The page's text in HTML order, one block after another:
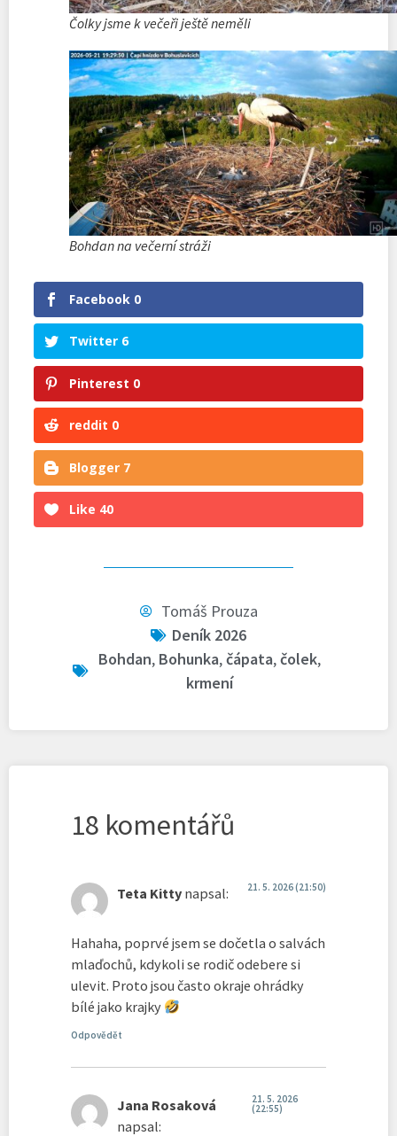
Čolky jsme k večeři ještě neměli
Bohdan na večerní stráži
Facebook 0
Twitter 6
Pinterest 0
reddit 0
Blogger 7
Like 40
Tomáš Prouza
Deník 2026
Bohdan, Bohunka,čápata,čolek,
krmení
18 komentářů
Teta Kitty napsal: 21. 5. 2026 (21:50)
Hahaha, poprvé jsem se dočetla o salvách
mlaďochů, kdykoli se rodič odebere si
ulevit. Proto jsou často okraje ohrádky
bílé jako krajky
Odpovědět
Jana Rosaková
napsal:
21. 5. 2026
(22:55)